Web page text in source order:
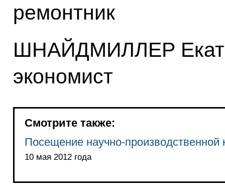
ремонтник
ШНАЙДМИЛЛЕР
экономист
Смотрите также:
Посещение научно-производственной
10 мая 2012 года